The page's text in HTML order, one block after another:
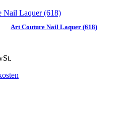
Art Couture Nail Laquer (618)